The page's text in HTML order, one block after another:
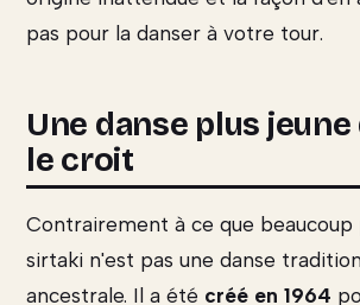
pas pour la danser à votre tour.
Une danse plus jeune
le croit
Contrairement à ce que beaucoup
sirtaki n'est pas une danse
ancestrale. Il a été créé en 1964